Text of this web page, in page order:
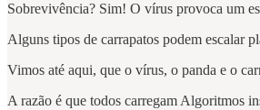
Sobrevivência? Sim! O vírus provoca um
Alguns tipos de carrapatos podem escalar
Vimos até aqui, que o vírus, o panda e o
A razão é que todos carregam Algoritmos